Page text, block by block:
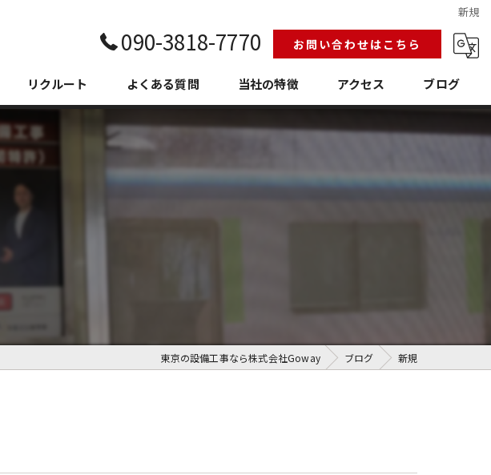
新規
090-3818-7770 お問い合わせはこちら
リクルート よくある質問 当社の特徴
換気空調工事
アクセス ブログ
東京の設備工事なら株式会社Goway ブログ 新規